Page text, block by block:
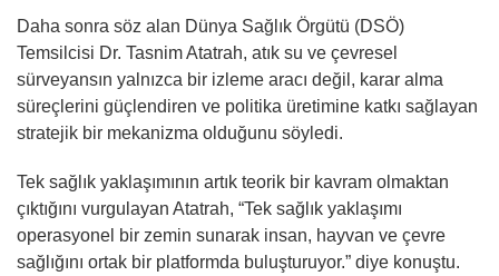
Daha sonra söz alan Dünya Sağlık Örgütü (DSÖ)
Temsilcisi Dr. Tasnim Atatrah, atık su ve çevresel
sürveyansın yalnızca bir izleme aracı değil, karar alma
süreçlerini güçlendiren ve politika üretimine katkı sağlayan
stratejik bir mekanizma olduğunu söyledi.
Tek sağlık yaklaşımının artık teorik bir kavram olmaktan
çıktığını vurgulayan Atatrah, “Tek sağlık yaklaşımı
operasyonel bir zemin sunarak insan, hayvan ve çevre
sağlığını ortak bir platformda buluşturuyor.” diye konuştu.